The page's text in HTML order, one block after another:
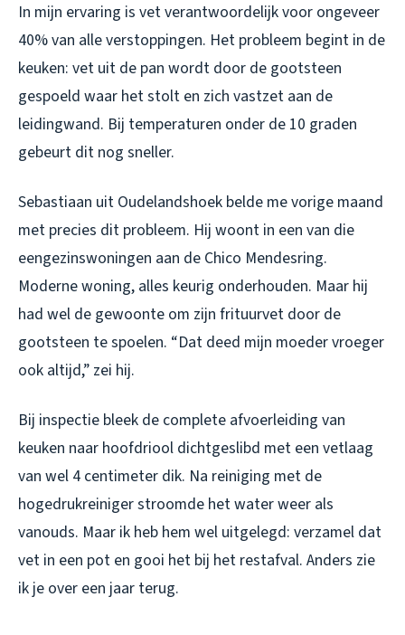
In mijn ervaring is vet verantwoordelijk voor ongeveer
40% van alle verstoppingen. Het probleem begint in de
keuken: vet uit de pan wordt door de gootsteen
gespoeld waar het stolt en zich vastzet aan de
leidingwand. Bij temperaturen onder de 10 graden
gebeurt dit nog sneller.
Sebastiaan uit Oudelandshoek belde me vorige maand
met precies dit probleem. Hij woont in een van die
eengezinswoningen aan de Chico Mendesring.
Moderne woning, alles keurig onderhouden. Maar hij
had wel de gewoonte om zijn frituurvet door de
gootsteen te spoelen. “Dat deed mijn moeder vroeger
ook altijd,” zei hij.
Bij inspectie bleek de complete afvoerleiding van
keuken naar hoofdriool dichtgeslibd met een vetlaag
van wel 4 centimeter dik. Na reiniging met de
hogedrukreiniger stroomde het water weer als
vanouds. Maar ik heb hem wel uitgelegd: verzamel dat
vet in een pot en gooi het bij het restafval. Anders zie
ik je over een jaar terug.